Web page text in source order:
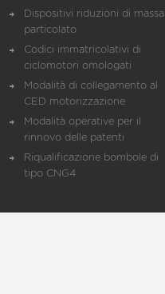
Dispositivi riduzioni di massa
particolato
Codici immatricolativi di
ciclomotori omologati
Modalità di collegamento al
CED motorizzazione
Modalità operative per il
rinnovo delle patenti
Riqualificazione bombole di
tipo CNG4